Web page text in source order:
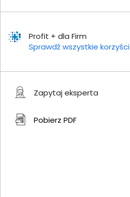
Profit + dla Firm
Sprawdź wszystkie korzyści
Zapytaj eksperta
Pobierz PDF